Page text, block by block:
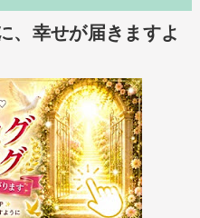
、幸せが届きますよ